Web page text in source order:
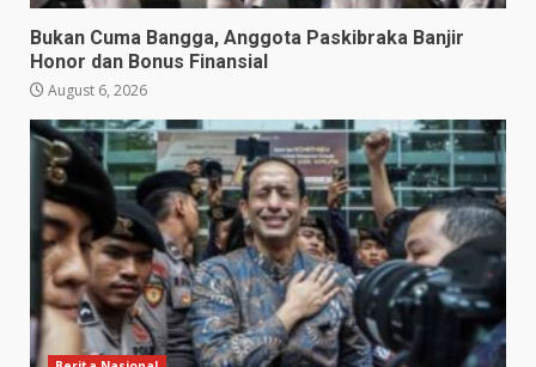
Bukan Cuma Bangga, Anggota Paskibraka Banjir
Honor dan Bonus Finansial
August 6, 2026